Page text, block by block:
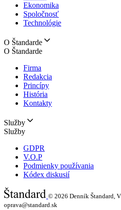
Ekonomika
Spoločnosť
Technológie
O Štandarde
O Štandarde
Firma
Redakcia
Princípy
História
Kontakty
Služby
Služby
GDPR
V.O.P
Podmienky používania
Kódex diskusií
© 2026 Denník Štandard,
oprava@standard.sk